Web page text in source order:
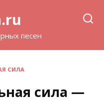
песен
СИЛА
сила —